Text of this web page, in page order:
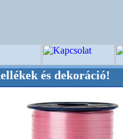
dekoráció!